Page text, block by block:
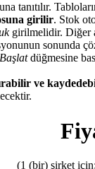
tanıtılır.
girilir. Stok
girilmelidir. Diğer
sonunda
Başlatdüğmesine
ve
(1 (bir) şirket